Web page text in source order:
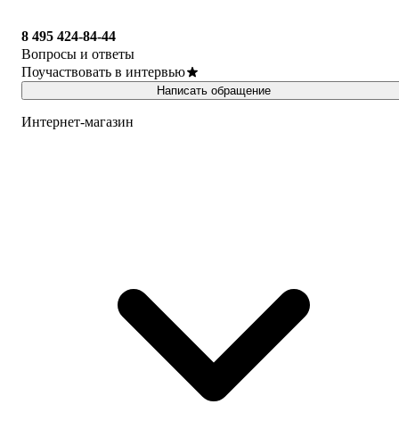
8 495 424-84-44
Вопросы и ответы
Поучаствовать в интервью
Написать обращение
Интернет-магазин